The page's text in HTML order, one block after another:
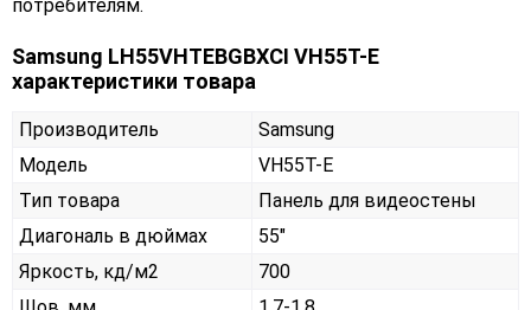
потребителям.
Samsung LH55VHTEBGBXCI VH55T-E
характеристики товара
Производитель
Samsung
Модель
VH55T-E
Тип товара
Панель для видеостены
Диагональ в дюймах
55"
Яркость, кд/м2
700